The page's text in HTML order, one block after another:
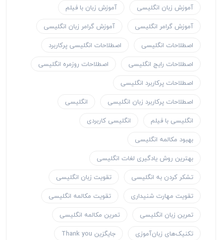
آموزش زبان انگلیسی
آموزش زبان با فیلم
آموزش گرامر انگلیسی
آموزش گرامر زبان انگلیسی
اصطلاحات انگلیسی
اصطلاحات انگلیسی پرکاربرد
اصطلاحات رایج انگلیسی
اصطلاحات روزمره انگلیسی
اصطلاحات پرکاربرد انگلیسی
اصطلاحات پرکاربرد زبان انگلیسی
انگلیسی
انگلیسی با فیلم
انگلیسی کاربردی
بهبود مکالمه انگلیسی
بهترین روش یادگیری لغات انگلیسی
تشکر کردن به انگلیسی
تقویت زبان انگلیسی
تقویت مهارت شنیداری
تقویت مکالمه انگلیسی
تمرین زبان انگلیسی
تمرین مکالمه انگلیسی
تکنیک‌های زبان‌آموزی
جایگزین Thank you